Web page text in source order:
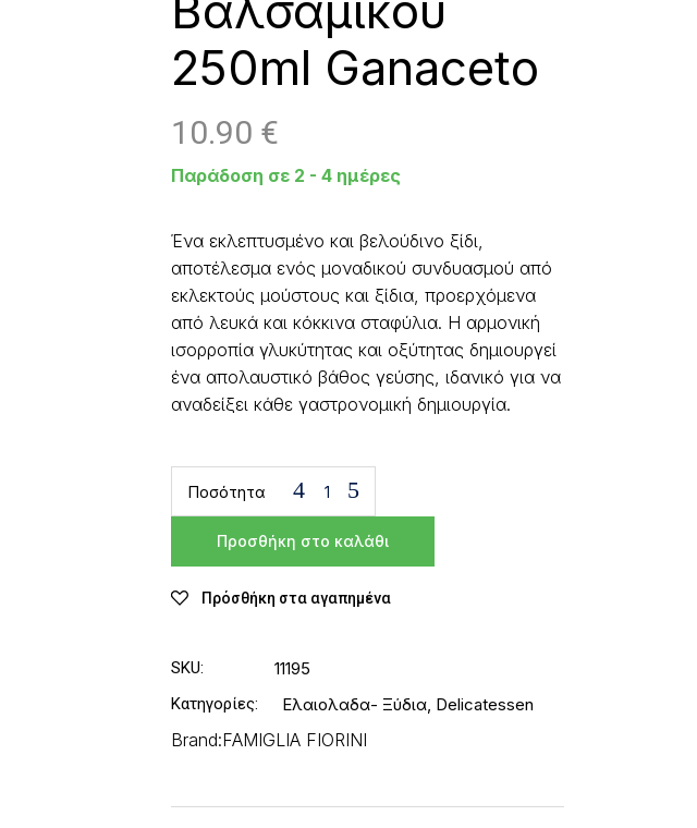
250ml Ganaceto
10.90 €
Παράδοση σε 2 - 4 ημέρες
Ένα εκλεπτυσμένο και βελούδινο ξίδι,
αποτέλεσμα ενός μοναδικού συνδυασμού από
εκλεκτούς μούστους και ξίδια, προερχόμενα
από λευκά και κόκκινα σταφύλια. Η αρμονική
ισορροπία γλυκύτητας και οξύτητας δημιουργεί
ένα απολαυστικό βάθος γεύσης, ιδανικό για να
αναδείξει κάθε γαστρονομική δημιουργία.
Ποσότητα
Προσθήκη στο καλάθι
Πρόσθήκη στα αγαπημένα
SKU: 11195
Κατηγορίες: Ελαιολαδα- Ξύδια, Delicatessen
Brand:FAMIGLIA FIORINI